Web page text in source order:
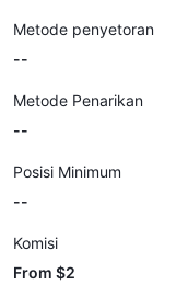
Metode penyetoran
--
Metode Penarikan
--
Posisi Minimum
--
Komisi
From $2